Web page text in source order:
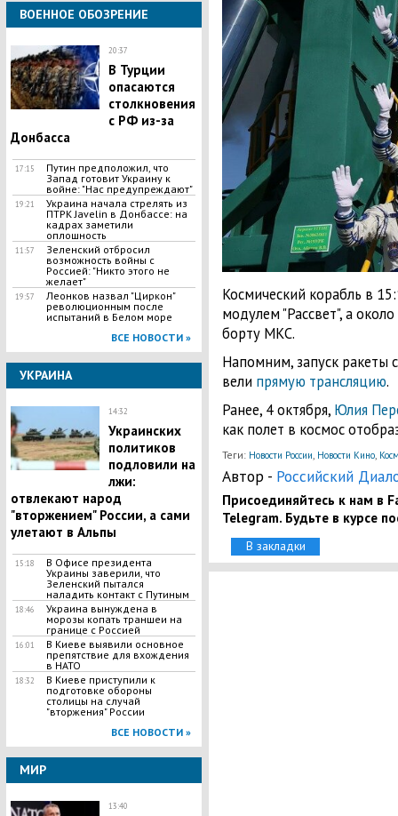
ВОЕННОЕ ОБОЗРЕНИЕ
20:37
В Турции
опасаются
столкновения
с РФ из-за
Донбасса
17:15
Путин предположил, что
Запад готовит Украину к
войне: "Нас предупреждают"
19:21
Украина начала стрелять из
ПТРК Javelin в Донбассе: на
кадрах заметили
оплошность
11:57
Зеленский отбросил
возможность войны с
Россией: "Никто этого не
желает"
19:57
Леонков назвал "Циркон"
революционным после
испытаний в Белом море
ВСЕ НОВОСТИ »
УКРАИНА
14:32
Украинских
политиков
подловили на
лжи:
отвлекают народ
"вторжением" России, а сами
улетают в Альпы
15:18
В Офисе президента
Украины заверили, что
Зеленский пытался
наладить контакт с Путиным
18:46
Украина вынуждена в
морозы копать траншеи на
границе с Россией
16:01
В Киеве выявили основное
препятствие для вхождения
в НАТО
18:32
В Киеве приступили к
подготовке обороны
столицы на случай
"вторжения" России
ВСЕ НОВОСТИ »
МИР
13:40
Космический корабль в
модулем "Рассвет", а
борту МКС.
Напомним, запуск ракеты
вели прямую трансляцию.
Ранее, 4 октября, Юлия
как полет в космос
Теги: Новости России Новости Кино,
Автор - Российский
Присоединяйтесь к нам в
Telegram. Будьте в курсе
В закладки